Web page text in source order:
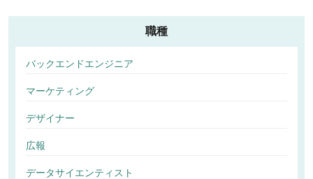
職種
バックエンドエンジニア
マーケティング
デザイナー
広報
データサイエンティスト